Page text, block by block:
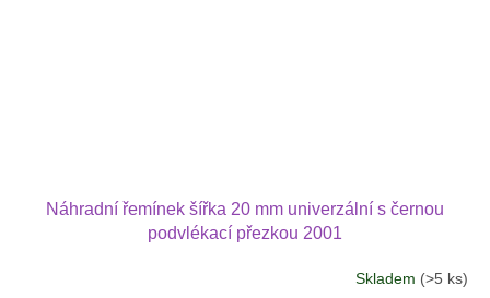
Náhradní řemínek šířka 20 mm univerzální s černou
podvlékací přezkou 2001
Skladem (>5 ks)